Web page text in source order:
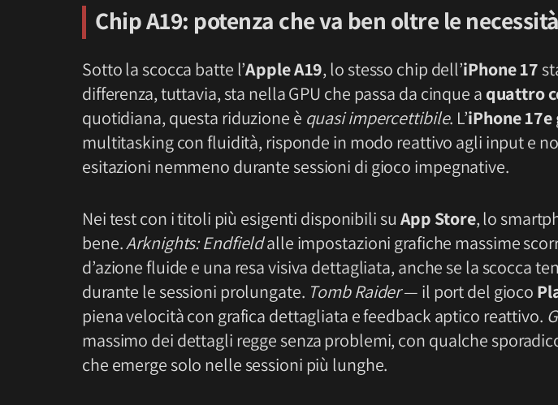
Chip A19: potenza che va ben oltre le
Sotto la scocca batte l’Apple A19, lo stesso chip dell’iPhone 17
differenza, tuttavia, sta nella GPU che passa da cinque a quattro
quotidiana, questa riduzione è quasi impercettibile. L’iPhone 17e
multitasking con fluidità, risponde in modo reattivo agli input e
esitazioni nemmeno durante sessioni di gioco impegnative.
Nei test con i titoli più esigenti disponibili su App Store, lo
bene.Arknights: Endfieldalle impostazioni grafiche massime
d’azione fluide e una resa visiva dettagliata, anche se la scocca
durante le sessioni prolungate. Tomb Raider— il port del gioco
piena velocità con grafica dettagliata e feedback aptico reattivo.
massimo dei dettagli regge senza problemi, con qualche
che emerge solo nelle sessioni più lunghe.